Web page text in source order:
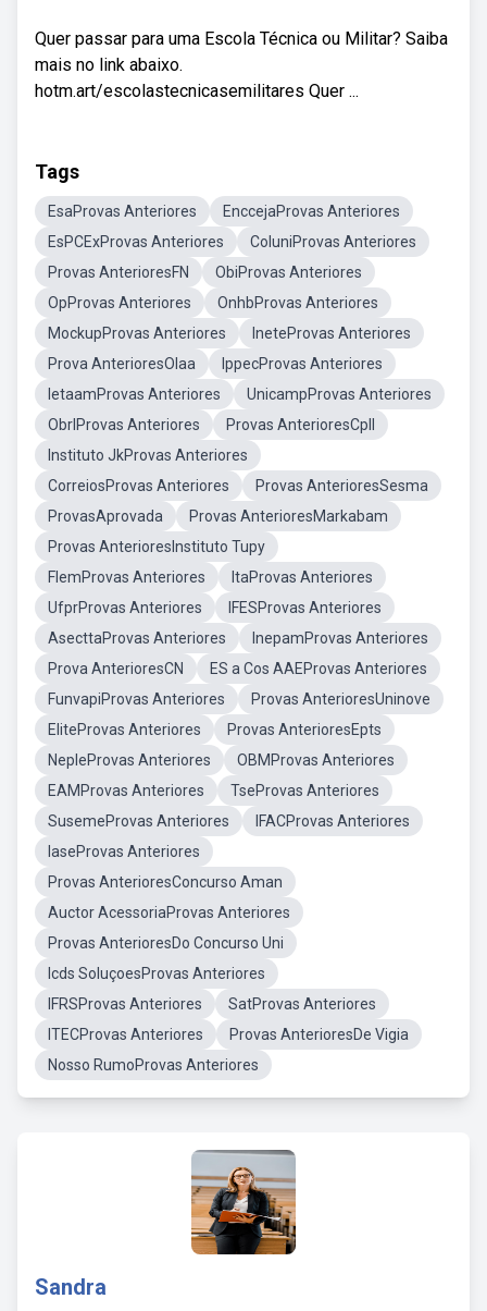
Quer passar para uma Escola Técnica ou Militar? Saiba
mais no link abaixo.
hotm.art/escolastecnicasemilitares Quer ...
Tags
EsaProvas Anteriores
EnccejaProvas Anteriores
EsPCExProvas Anteriores
ColuniProvas Anteriores
Provas AnterioresFN
ObiProvas Anteriores
OpProvas Anteriores
OnhbProvas Anteriores
MockupProvas Anteriores
IneteProvas Anteriores
Prova AnterioresOlaa
IppecProvas Anteriores
IetaamProvas Anteriores
UnicampProvas Anteriores
ObrlProvas Anteriores
Provas AnterioresCpll
Instituto JkProvas Anteriores
CorreiosProvas Anteriores
Provas AnterioresSesma
ProvasAprovada
Provas AnterioresMarkabam
Provas AnterioresInstituto Tupy
FlemProvas Anteriores
ItaProvas Anteriores
UfprProvas Anteriores
IFESProvas Anteriores
AsecttaProvas Anteriores
InepamProvas Anteriores
Prova AnterioresCN
ES a Cos AAEProvas Anteriores
FunvapiProvas Anteriores
Provas AnterioresUninove
EliteProvas Anteriores
Provas AnterioresEpts
NepleProvas Anteriores
OBMProvas Anteriores
EAMProvas Anteriores
TseProvas Anteriores
SusemeProvas Anteriores
IFACProvas Anteriores
IaseProvas Anteriores
Provas AnterioresConcurso Aman
Auctor AcessoriaProvas Anteriores
Provas AnterioresDo Concurso Uni
Icds SoluçoesProvas Anteriores
IFRSProvas Anteriores
SatProvas Anteriores
ITECProvas Anteriores
Provas AnterioresDe Vigia
Nosso RumoProvas Anteriores
Sandra